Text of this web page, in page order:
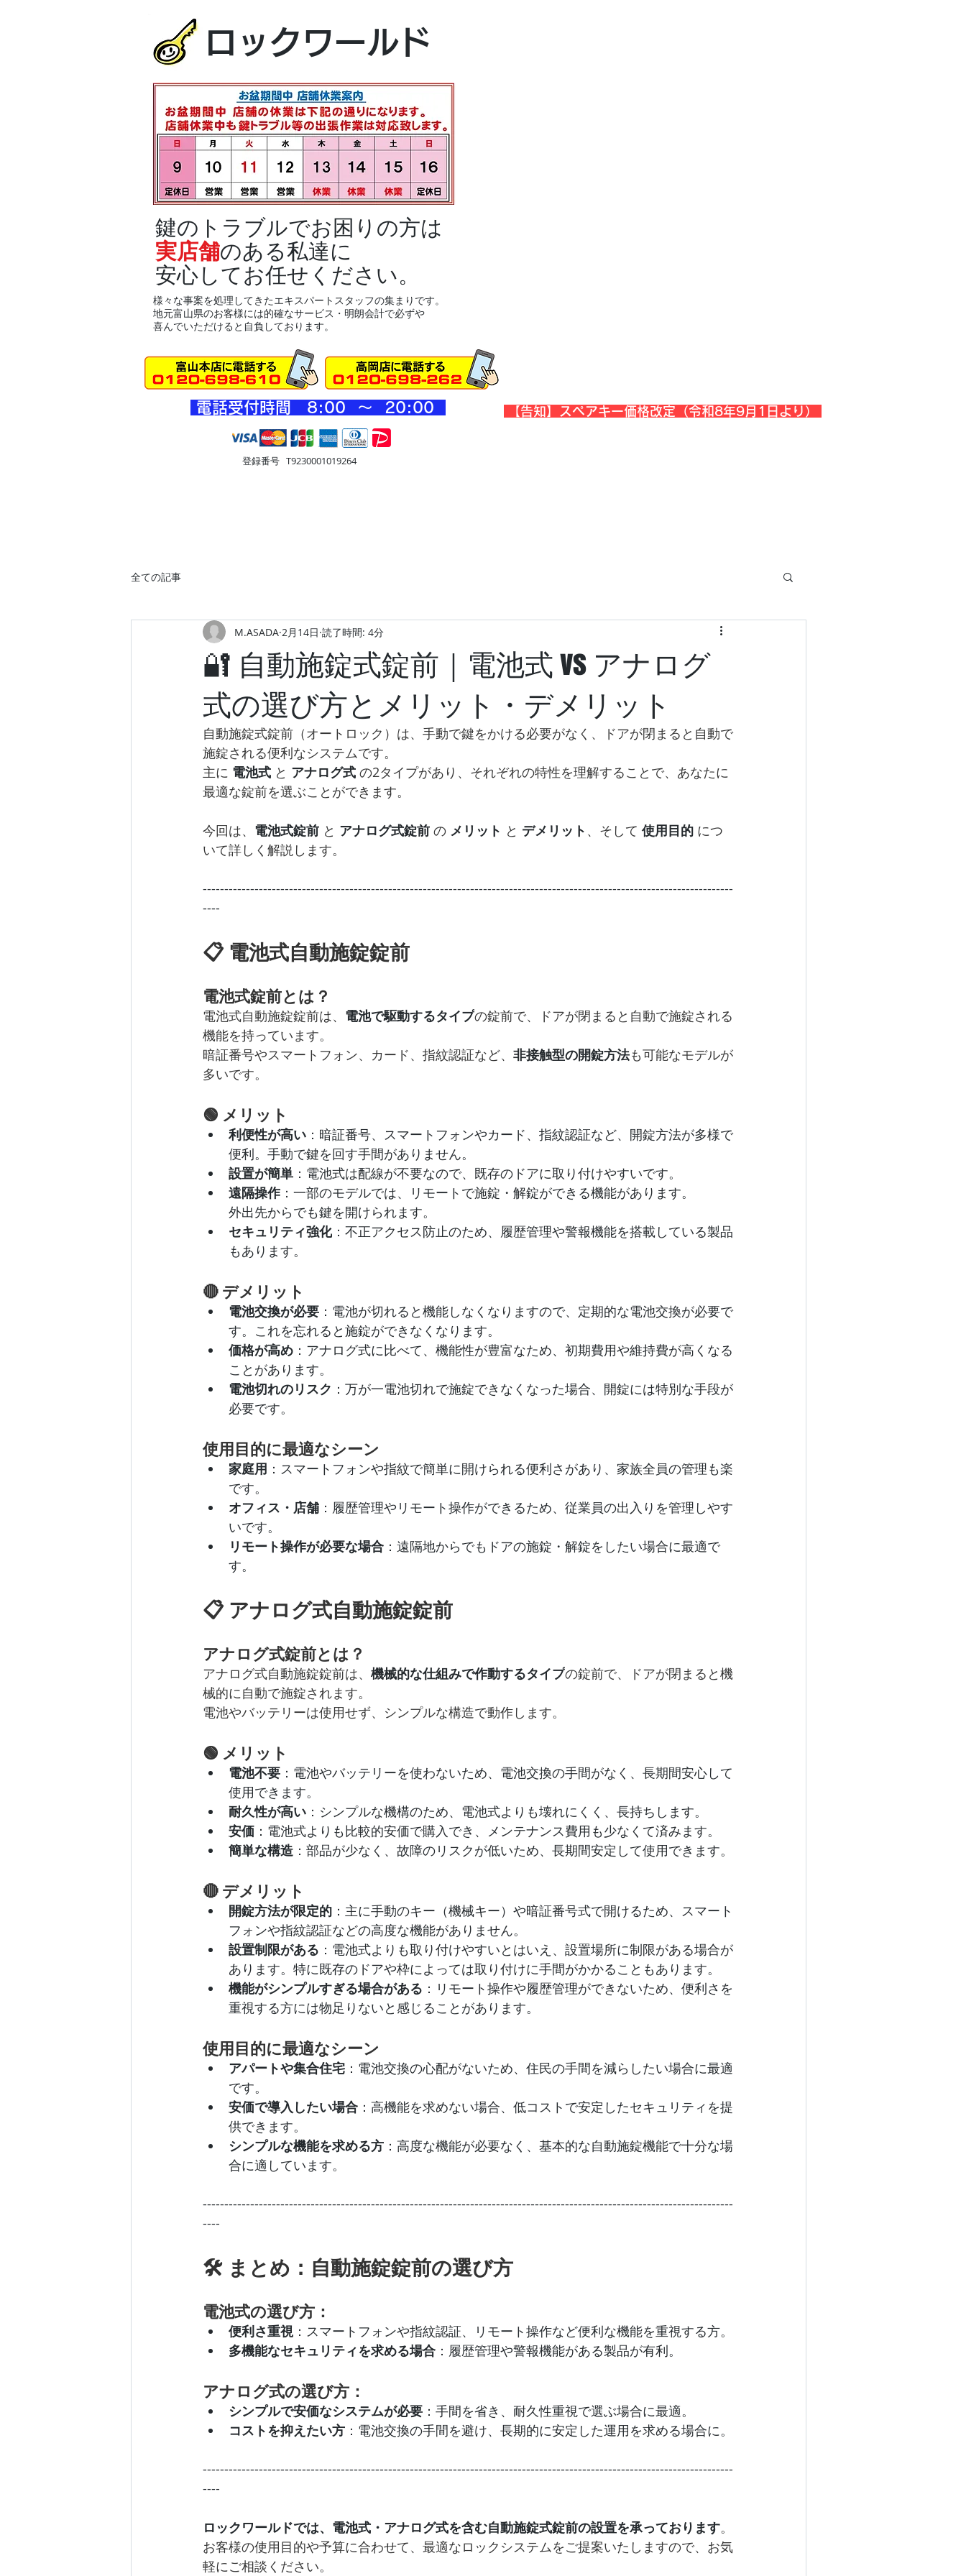
ロックワールド
鍵のトラブルでお困りの方は
実店舗のある私達に
安心してお任せください。
様々な事案を処理してきたエキスパートスタッフの集まりです。
地元富山県のお客様には的確なサービス・明朗会計で必ずや
喜んでいただけると自負しております。
​電話受付時間 8:00 ～ 20:00 ​【告知】スペアキー価格改定（令和8年9月1日より）
登録番号 T9230001019264
全ての記事
🔐 自動施錠式錠前｜電池式 vs アナログ
式の選び方とメリット・デメリット
M.ASADA 2月14日 読了時間: 4分
自動施錠式錠前（オートロック）は、手動で鍵をかける必要がなく、ドアが閉まると自動で
施錠される便利なシステムです。
主に 電池式 と アナログ式 の2タイプがあり、それぞれの特性を理解することで、あなたに
最適な錠前を選ぶことができます。
今回は、 電池式錠前 と アナログ式錠前 の メリット と デメリット 、そして 使用目的 につ
いて詳しく解説します。
---------------------------------------------------------------------------------------------------------------------------
----
📋 電池式自動施錠錠前
電池式錠前とは？
電池式自動施錠錠前は、 電池で駆動するタイプの錠前で、ドアが閉まると自動で施錠される
機能を持っています。
暗証番号やスマートフォン、カード、指紋認証など、 非接触型の開錠方法も可能なモデルが
多いです。
🟢 メリット
利便性が高い ：暗証番号、スマートフォンやカード、指紋認証など、開錠方法が多様で
便利。手動で鍵を回す手間がありません。
設置が簡単 ：電池式は配線が不要なので、既存のドアに取り付けやすいです。
遠隔操作 ：一部のモデルでは、リモートで施錠・解錠ができる機能があります。
外出先からでも鍵を開けられます。
セキュリティ強化 ：不正アクセス防止のため、履歴管理や警報機能を搭載している製品
もあります。
🔴 デメリット
電池交換が必要 ：電池が切れると機能しなくなりますので、定期的な電池交換が必要で
す。これを忘れると施錠ができなくなります。
価格が高め ：アナログ式に比べて、機能性が豊富なため、初期費用や維持費が高くなる
ことがあります。
電池切れのリスク ：万が一電池切れで施錠できなくなった場合、開錠には特別な手段が
必要です。
使用目的に最適なシーン
家庭用 ：スマートフォンや指紋で簡単に開けられる便利さがあり、家族全員の管理も楽
です。
オフィス・店舗 ：履歴管理やリモート操作ができるため、従業員の出入りを管理しやす
いです。
リモート操作が必要な場合 ：遠隔地からでもドアの施錠・解錠をしたい場合に最適で
す。
📋 アナログ式自動施錠錠前
アナログ式錠前とは？
アナログ式自動施錠錠前は、 機械的な仕組みで作動するタイプの錠前で、ドアが閉まると機
械的に自動で施錠されます。
電池やバッテリーは使用せず、シンプルな構造で動作します。
🟢 メリット
電池不要 ：電池やバッテリーを使わないため、電池交換の手間がなく、長期間安心して
使用できます。
耐久性が高い ：シンプルな機構のため、電池式よりも壊れにくく、長持ちします。
安価 ：電池式よりも比較的安価で購入でき、メンテナンス費用も少なくて済みます。
簡単な構造 ：部品が少なく、故障のリスクが低いため、長期間安定して使用できます。
🔴 デメリット
開錠方法が限定的 ：主に手動のキー（機械キー）や暗証番号式で開けるため、スマート
フォンや指紋認証などの高度な機能がありません。
設置制限がある ：電池式よりも取り付けやすいとはいえ、設置場所に制限がある場合が
あります。特に既存のドアや枠によっては取り付けに手間がかかることもあります。
機能がシンプルすぎる場合がある ：リモート操作や履歴管理ができないため、便利さを
重視する方には物足りないと感じることがあります。
使用目的に最適なシーン
アパートや集合住宅 ：電池交換の心配がないため、住民の手間を減らしたい場合に最適
です。
安価で導入したい場合 ：高機能を求めない場合、低コストで安定したセキュリティを提
供できます。
シンプルな機能を求める方 ：高度な機能が必要なく、基本的な自動施錠機能で十分な場
合に適しています。
---------------------------------------------------------------------------------------------------------------------------
----
🛠 まとめ：自動施錠錠前の選び方
電池式の選び方：
便利さ重視 ：スマートフォンや指紋認証、リモート操作など便利な機能を重視する方。
多機能なセキュリティを求める場合 ：履歴管理や警報機能がある製品が有利。
アナログ式の選び方：
シンプルで安価なシステムが必要 ：手間を省き、耐久性重視で選ぶ場合に最適。
コストを抑えたい方 ：電池交換の手間を避け、長期的に安定した運用を求める場合に。
---------------------------------------------------------------------------------------------------------------------------
----
ロックワールドでは、電池式・アナログ式を含む自動施錠式錠前の設置を承っております。
お客様の使用目的や予算に合わせて、最適なロックシステムをご提案いたしますので、お気
軽にご相談ください。